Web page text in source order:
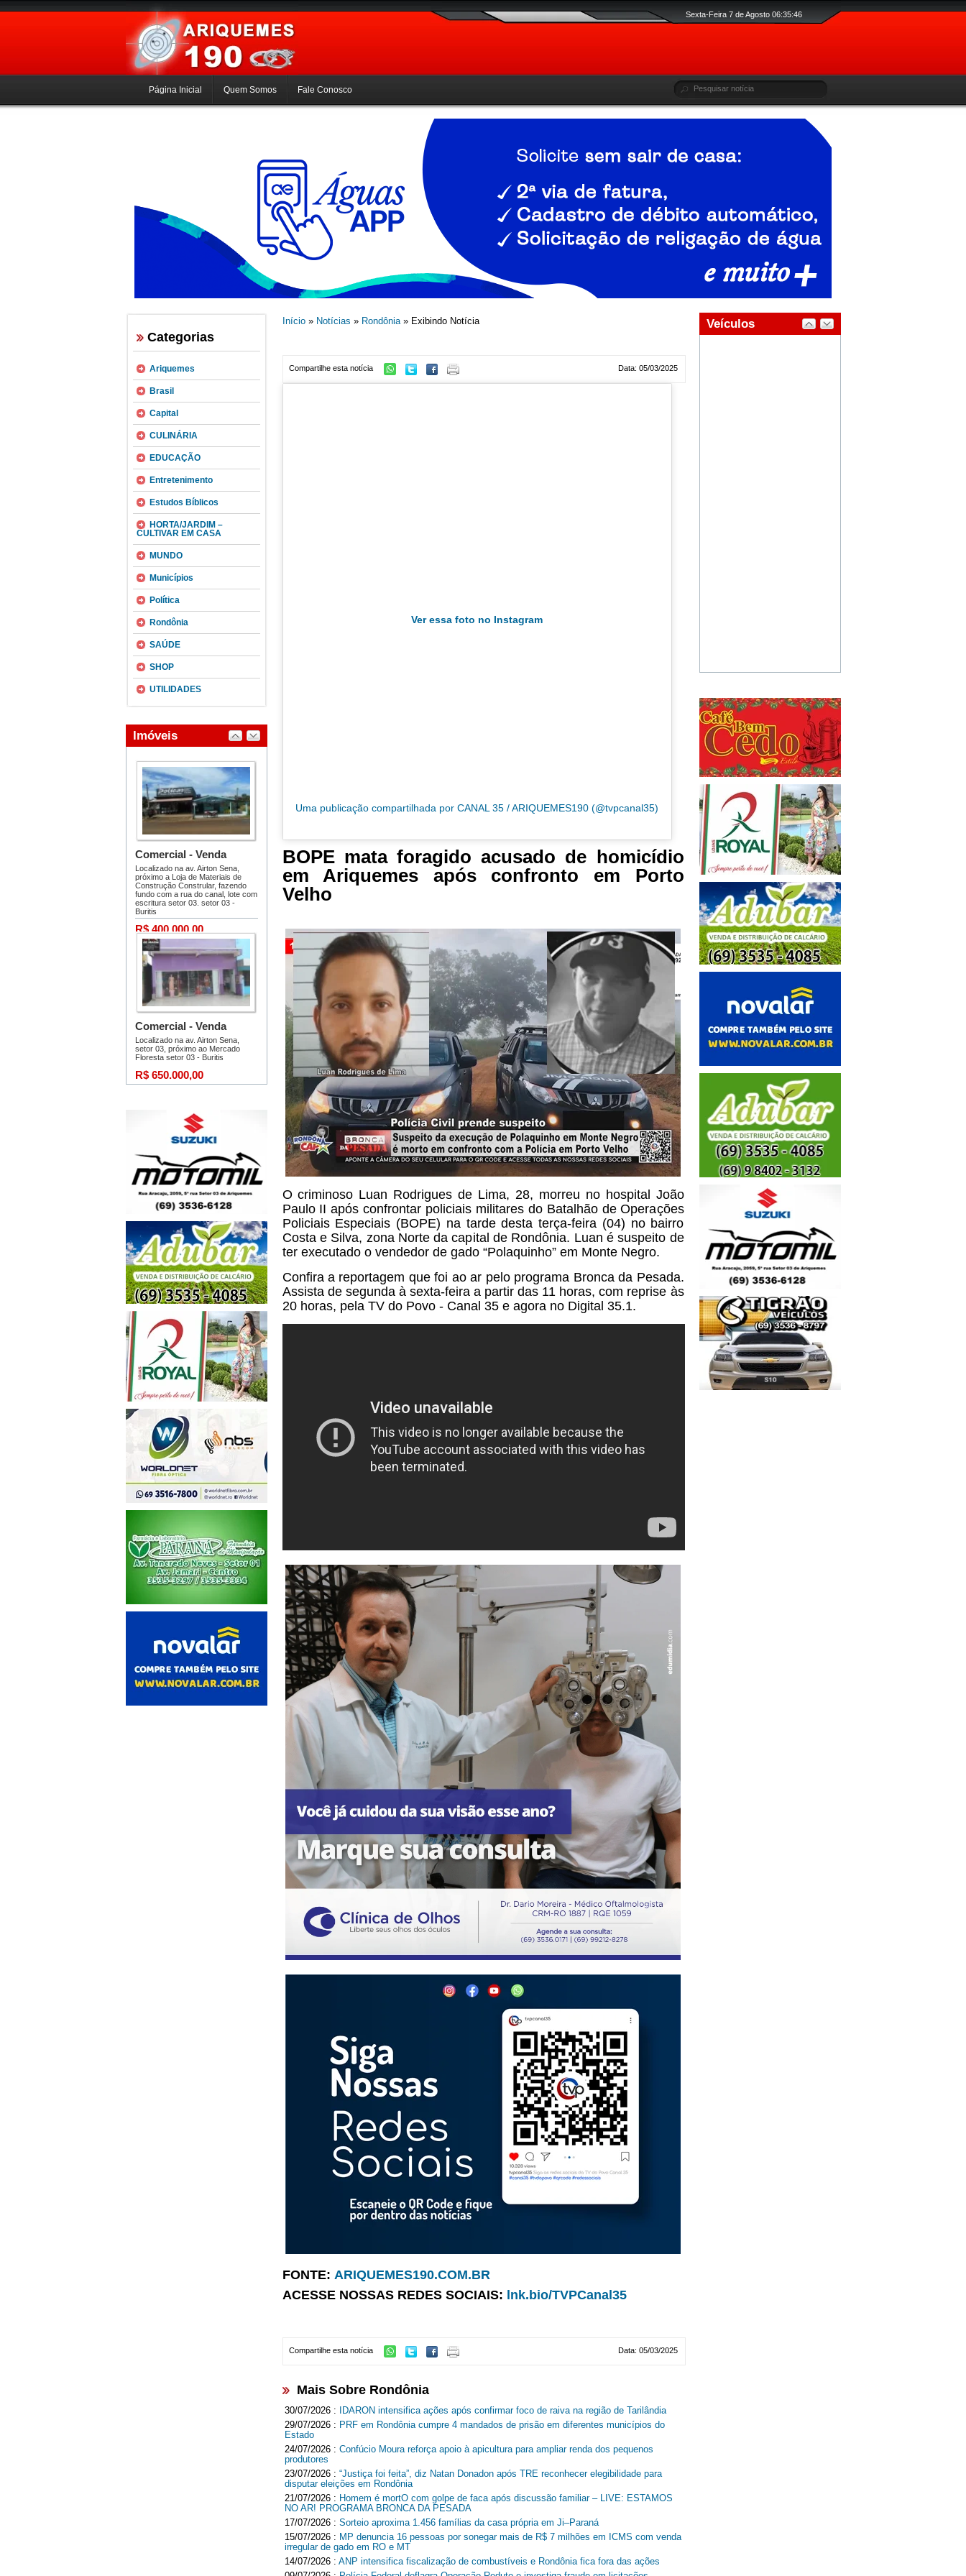
Sexta-Feira 7 de Agosto 06:35:47
Página Inicial Quem Somos Fale Conosco
Categorias
Ariquemes
Brasil
Capital
CULINÁRIA
EDUCAÇÃO
Entretenimento
Estudos Bíblicos
HORTA/JARDIM –
CULTIVAR EM CASA
MUNDO
Municípios
Política
Rondônia
SAÚDE
SHOP
UTILIDADES
Início» Notícias » Rondônia» Exibindo Notícia
Data: 05/03/2025
Compartilhe esta notícia
Ver essa foto no Instagram
Uma publicação compartilhada por CANAL 35 / ARIQUEMES190 (@tvpcanal35)
BOPE mata foragido acusado de homicídio
em Ariquemes após confronto em Porto
Velho
O criminoso Luan Rodrigues de Lima, 28, morreu no hospital João
Paulo II após confrontar policiais militares do Batalhão de Operações
Policiais Especiais (BOPE) na tarde desta terça-feira (04) no bairro
Costa e Silva, zona Norte da capital de Rondônia. Luan é suspeito de
ter executado o vendedor de gado “Polaquinho” em Monte Negro.
Confira a reportagem que foi ao ar pelo programa Bronca da Pesada.
Assista de segunda à sexta-feira a partir das 11 horas, com reprise às
20 horas, pela TV do Povo - Canal 35 e agora no Digital 35.1.
FONTE: ARIQUEMES190.COM.BR
ACESSE NOSSAS REDES SOCIAIS: lnk.bio/TVPCanal35
Data: 05/03/2025
Compartilhe esta notícia
Mais Sobre Rondônia
30/07/2026 : IDARON intensifica ações após confirmar foco de raiva na região de Tarilândia
29/07/2026 : PRF em Rondônia cumpre 4 mandados de prisão em diferentes municípios do
Estado
24/07/2026 : Confúcio Moura reforça apoio à apicultura para ampliar renda dos pequenos
produtores
23/07/2026 : “Justiça foi feita”, diz Natan Donadon após TRE reconhecer elegibilidade para
disputar eleições em Rondônia
21/07/2026 : Homem é mortO com golpe de faca após discussão familiar – LIVE: ESTAMOS
NO AR! PROGRAMA BRONCA DA PESADA
17/07/2026 : Sorteio aproxima 1.456 famílias da casa própria em Ji–Paraná
15/07/2026 : MP denuncia 16 pessoas por sonegar mais de R$ 7 milhões em ICMS com venda
irregular de gado em RO e MT
14/07/2026 : ANP intensifica fiscalização de combustíveis e Rondônia fica fora das ações